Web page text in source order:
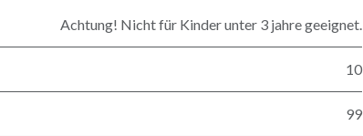
Achtung! Nicht für Kinder unter 3 jahre geeignet.
10
99